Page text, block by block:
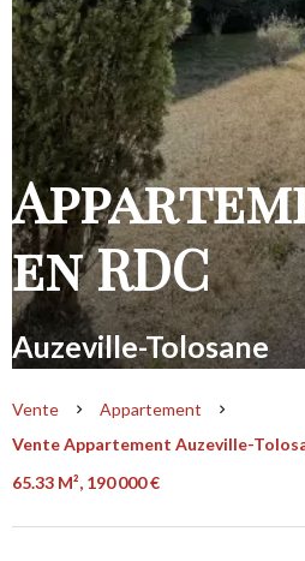
en RDC
Auzeville-Tolosane
Vente
Appartement
Vente Appartement Auzeville-
65.33 M², 190 000 €